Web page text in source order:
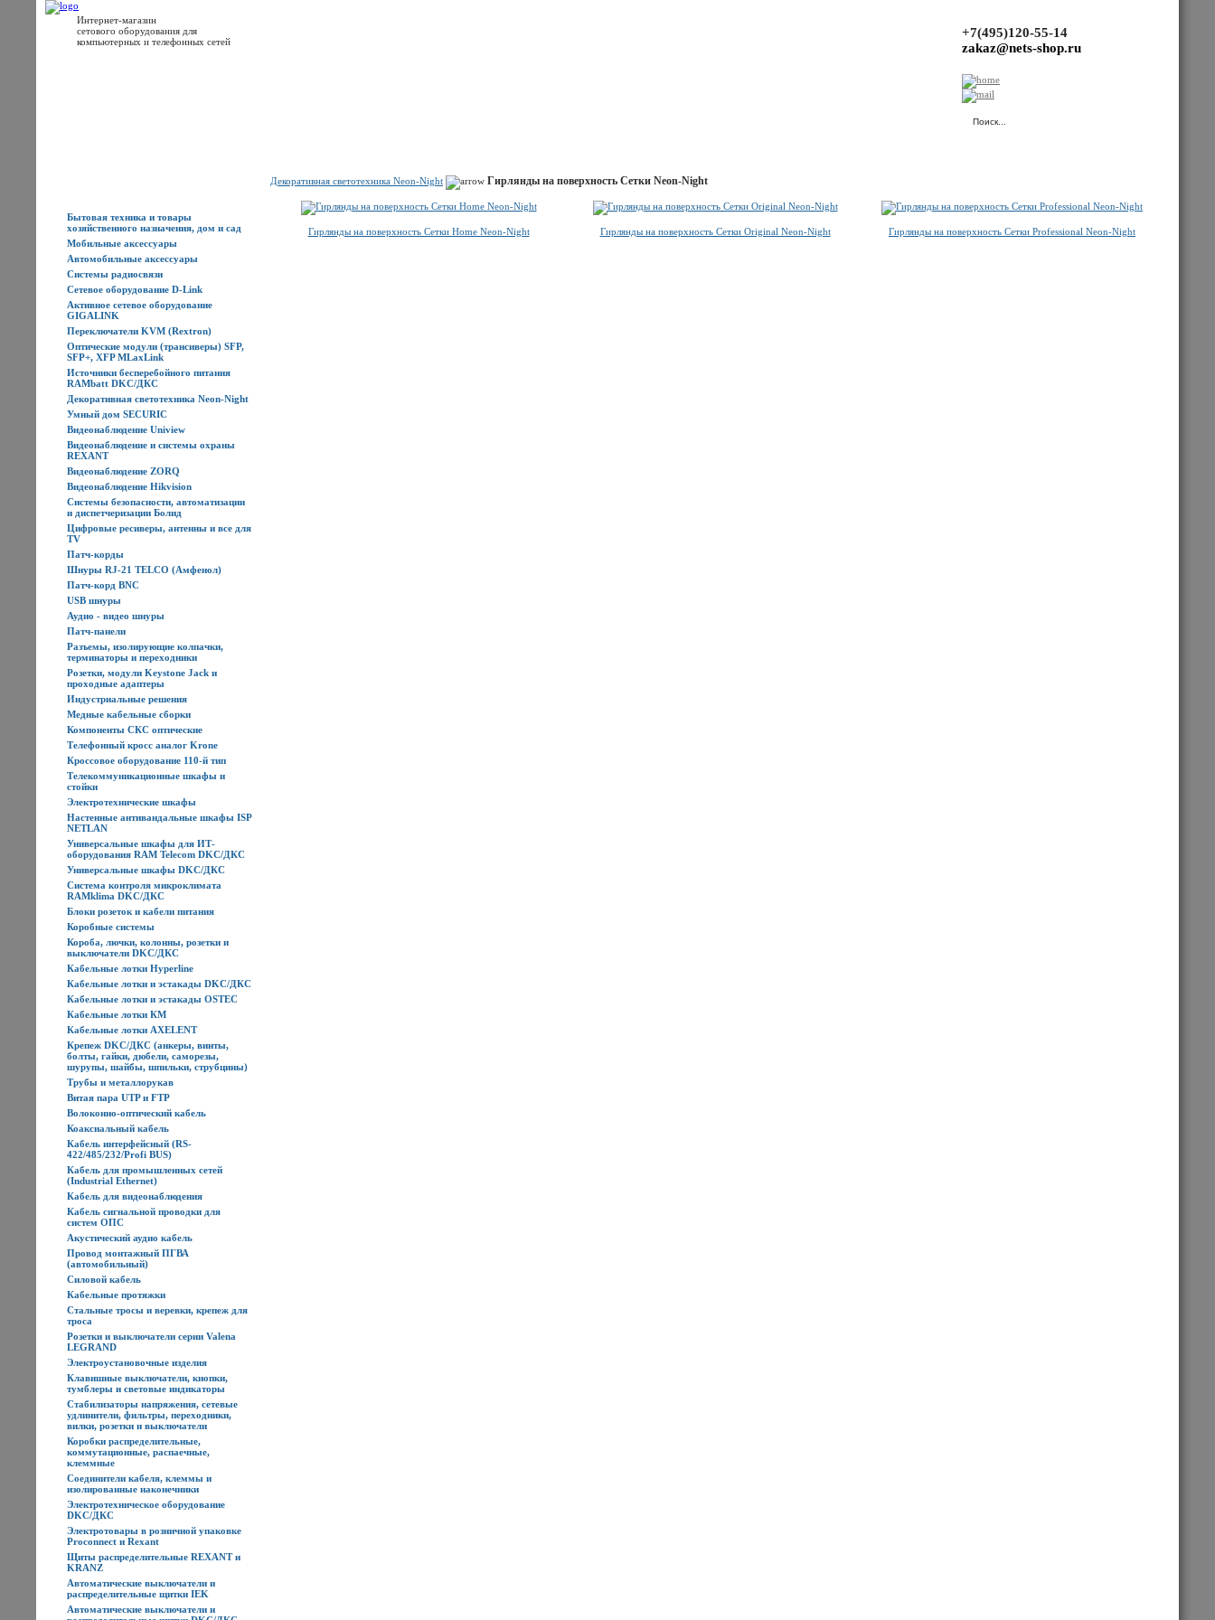
Интернет-магазин
сетового оборудования для
компьютерных и телефонных сетей
+7(495)120-55-14
zakaz@nets-shop.ru
Бытовая техника и товары
хозяйственного назначения, дом и сад
Мобильные аксессуары
Автомобильные аксессуары
Системы радиосвязи
Сетевое оборудование D-Link
Активное сетевое оборудование
GIGALINK
Переключатели KVM (Rextron)
Оптические модули (трансиверы) SFP,
SFP+, XFP MLaxLink
Источники бесперебойного питания
RAMbatt DKC/ДКС
Декоративная светотехника Neon-Night
Умный дом SECURIC
Видеонаблюдение Uniview
Видеонаблюдение и системы охраны
REXANT
Видеонаблюдение ZORQ
Видеонаблюдение Hikvision
Системы безопасности, автоматизации
и диспетчеризации Болид
Цифровые ресиверы, антенны и все для
TV
Патч-корды
Шнуры RJ-21 TELCO (Амфенол)
Патч-корд BNC
USB шнуры
Аудио - видео шнуры
Патч-панели
Разъемы, изолирующие колпачки,
терминаторы и переходники
Розетки, модули Keystone Jack и
проходные адаптеры
Индустриальные решения
Медные кабельные сборки
Компоненты СКС оптические
Телефонный кросс аналог Krone
Кроссовое оборудование 110-й тип
Телекоммуникационные шкафы и
стойки
Электротехнические шкафы
Настенные антивандальные шкафы ISP
NETLAN
Универсальные шкафы для ИТ-
оборудования RAM Telecom DKC/ДКС
Универсальные шкафы DKC/ДКС
Система контроля микроклимата
RAMklima DKC/ДКС
Блоки розеток и кабели питания
Коробные системы
Короба, лючки, колонны, розетки и
выключатели DKC/ДКС
Кабельные лотки Hyperline
Кабельные лотки и эстакады DKC/ДКС
Кабельные лотки и эстакады OSTEC
Кабельные лотки КМ
Кабельные лотки AXELENT
Крепеж DKC/ДКС (анкеры, винты,
болты, гайки, дюбели, саморезы,
шурупы, шайбы, шпильки, струбцины)
Трубы и металлорукав
Витая пара UTP и FTP
Волоконно-оптический кабель
Коаксиальный кабель
Кабель интерфейсный (RS-
422/485/232/Profi BUS)
Кабель для промышленных сетей
(Industrial Ethernet)
Кабель для видеонаблюдения
Кабель сигнальной проводки для
систем ОПС
Акустический аудио кабель
Провод монтажный ПГВА
(автомобильный)
Силовой кабель
Кабельные протяжки
Стальные тросы и веревки, крепеж для
троса
Розетки и выключатели серии Valena
LEGRAND
Электроустановочные изделия
Клавишные выключатели, кнопки,
тумблеры и световые индикаторы
Стабилизаторы напряжения, сетевые
удлинители, фильтры, переходники,
вилки, розетки и выключатели
Коробки распределительные,
коммутационные, распаечные,
клеммные
Соединители кабеля, клеммы и
изолированные наконечники
Электротехническое оборудование
DKC/ДКС
Электротовары в розничной упаковке
Proconnect и Rexant
Щиты распределительные REXANT и
KRANZ
Автоматические выключатели и
распределительные щитки IEK
Автоматические выключатели и
Декоративная светотехника Neon-Night Гирлянды на поверхность Сетки Neon-Night
Гирлянды на поверхность Сетки Home Neon-Night Гирлянды на поверхность Сетки Original Neon-Night Гирлянды на поверхность Сетки Professional Neon-Night